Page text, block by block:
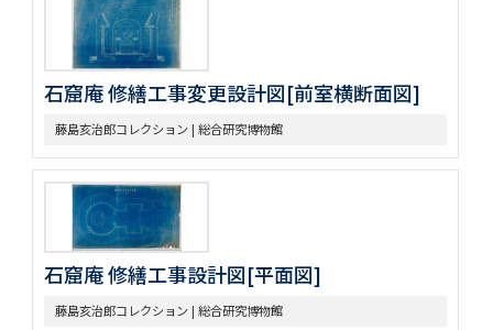
石窟庵 修繕工事変更設計図[前室横断面図]
藤島亥治郎コレクション | 総合研究博物館
石窟庵 修繕工事設計図[平面図]
藤島亥治郎コレクション | 総合研究博物館